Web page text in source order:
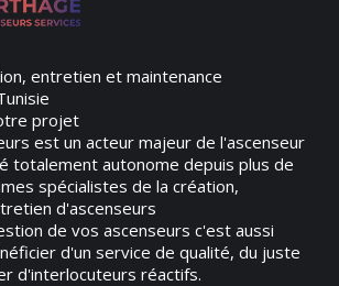
entretien et maintenance
projet
est un acteur majeur de l'ascenseur
totalement autonome depuis plus de
spécialistes de la création,
d'ascenseurs
de vos ascenseurs c'est aussi
d'un service de qualité, du juste
d'interlocuteurs réactifs.